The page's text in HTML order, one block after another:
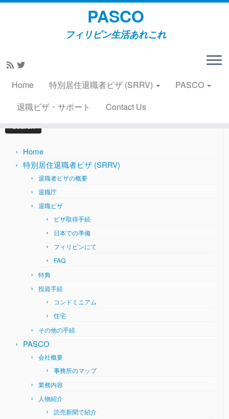
Skip
content
PASCO
フィリピン生活あれこれ
Home 特別居住退職者ビザ (SRRV)
PASCO
退職ビザ・サポート
Contact Us
Home
日
Search
Home
特別居住退職者ビザ (SRRV)
退職者ビザの概要
退職庁
退職ビザ
ビザ取得手続
日本での準備
フィリピンにて
FAQ
特典
投資手続
コンドミニアム
住宅
その他の手続
PASCO
会社概要
事務所のマップ
業務内容
人物紹介
読売新聞で紹介